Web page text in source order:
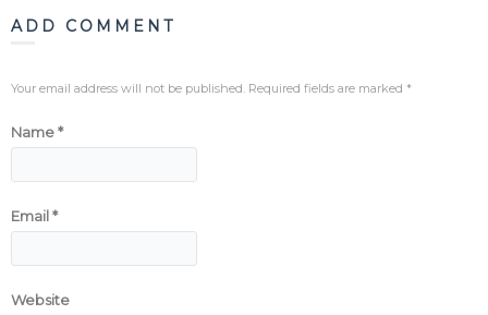
ADD COMMENT
Your email address will not be published. Required fields are marked *
Name*
Email*
Website